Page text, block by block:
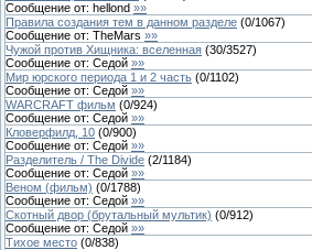
Сообщение от: hellond »»
Правила создания тем в данном разделе (0/1067)
Сообщение от: TheMars »»
Чужой против Хищника: вселенная (30/3527)
Сообщение от: Седой »»
Мир юрского периода 1 и 2 часть (0/1102)
Сообщение от: Седой »»
WARCRAFT фильм (0/924)
Сообщение от: Седой »»
Кловерфилд, 10 (0/900)
Сообщение от: Седой »»
Разделитель / The Divide (2/1184)
Сообщение от: Седой »»
Веном (фильм) (0/1788)
Сообщение от: Седой »»
Скотный двор (брутальный мультик) (0/912)
Сообщение от: Седой »»
Тихое место (0/838)